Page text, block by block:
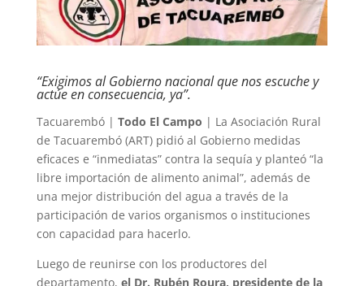
“Exigimos al Gobierno nacional que nos escuche y
actúe en consecuencia, ya”.
Tacuarembó | Todo El Campo | La Asociación Rural
de Tacuarembó (ART) pidió al Gobierno medidas
eficaces e “inmediatas” contra la sequía y planteó “la
libre importación de alimento animal”, además de
una mejor distribución del agua a través de la
participación de varios organismos o instituciones
con capacidad para hacerlo.
Luego de reunirse con los productores del
departamento, el Dr. Rubén Roura, presidente de la